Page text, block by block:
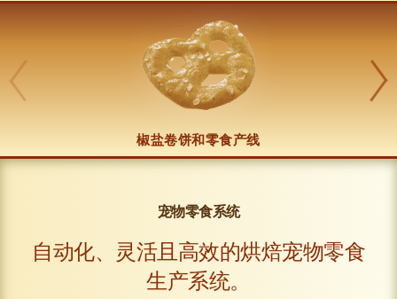
椒盐卷饼和零食产线
宠物零食系统
自动化、灵活且高效的烘焙宠物零食
生产系统。